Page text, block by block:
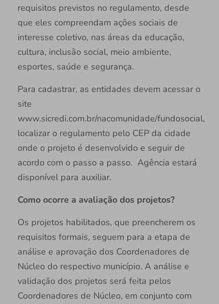
requisitos previstos no regulamento, desde
que eles compreendam ações sociais de
interesse coletivo, nas áreas da educação,
cultura, inclusão social, meio ambiente,
esportes, saúde e segurança.
Para cadastrar, as entidades devem acessar o
site
www.sicredi.com.br/nacomunidade/fundosocial,
localizar o regulamento pelo CEP da cidade
onde o projeto é desenvolvido e seguir de
acordo com o passo a passo. Agência estará
disponível para auxiliar.
Como ocorre a avaliação dos projetos?
Os projetos habilitados, que preencherem os
requisitos formais, seguem para a etapa de
análise e aprovação dos Coordenadores de
Núcleo do respectivo município. A análise e
validação dos projetos será feita pelos
Coordenadores de Núcleo, em conjunto com